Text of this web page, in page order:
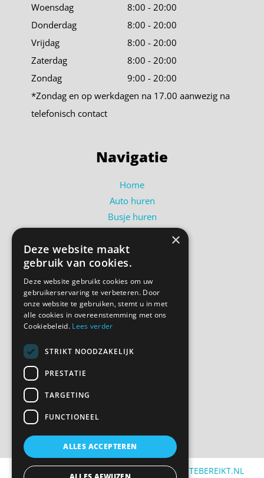
Woensdag
8:00 - 20:00
Donderdag
8:00 - 20:00
Vrijdag
8:00 - 20:00
Zaterdag
8:00 - 20:00
Zondag
9:00 - 20:00
*Zondag en op werkdagen na 17.00 aanwezig na
telefonisch contact
Navigatie
Home
Auto huren
Busje huren
Over ons
Contact
Bel ons
Volg ons
©2026 WEBSITEBEREIKT.NL
×
Deze website maakt
gebruik van cookies.
Deze website gebruikt cookies om uw
gebruikerservaring te verbeteren. Door
onze website te gebruiken, stemt u in met
alle cookies in overeenstemming met ons
Cookiebeleid. Lees verder
STRIKT NOODZAKELIJK
PRESTATIE
TARGETING
FUNCTIONEEL
ALLES ACCEPTEREN